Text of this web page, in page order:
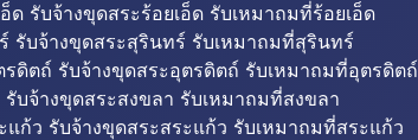
ด รับจ้างขุดสระร้อยเอ็ด รับเหมาถมที่ร้อยเอ็ด
รับจ้างขุดสระสุรินทร์ รับเหมาถมที่สุรินทร์
ดิตถ์ รับจ้างขุดสระอุตรดิตถ์ รับเหมาถมที่อุตรดิตถ์
บจ้างขุดสระสงขลา รับเหมาถมที่สงขลา
ก้ว รับจ้างขุดสระสระแก้ว รับเหมาถมที่สระแก้ว